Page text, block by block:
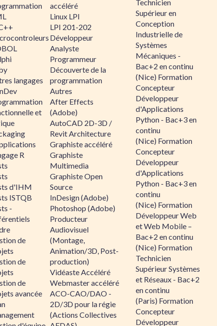
langages
et
R
d'IHM
ISTQB
-
de
de
de
avancée
accéléré
Linux LPI
LPI 201-202
Développeur
Analyste
Programmeur
Découverte de la
programmation
Autres
After Effects
(Adobe)
AutoCAD 2D-3D /
Revit Architecture
Graphiste accéléré
Graphiste
Multimedia
Graphiste Open
Source
InDesign (Adobe)
Photoshop (Adobe)
Producteur
Audiovisuel
(Montage,
Animation/3D, Post-
production)
Vidéaste Accéléré
Webmaster accéléré
ACO-CAO/DAO -
2D/3D pour la régie
(Actions Collectives
Technicien
Supérieur en
Conception
Industrielle de
Systèmes
Mécaniques -
Bac+2 en continu
(Nice) Formation
Concepteur
Développeur
d'Applications
Python - Bac+3 en
continu
(Nice) Formation
Concepteur
Développeur
d'Applications
Python - Bac+3 en
continu
(Nice) Formation
Développeur Web
et Web Mobile –
Bac+2 en continu
(Nice) Formation
Technicien
Supérieur Systèmes
et Réseaux - Bac+2
en continu
(Paris) Formation
Concepteur
Développeur